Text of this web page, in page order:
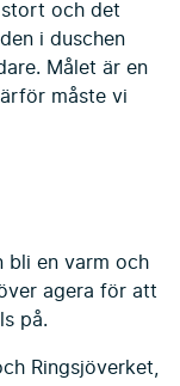
och det
i duschen
Målet är en
måste vi
bli en varm och
agera för att
på.
Ringsjöverket,